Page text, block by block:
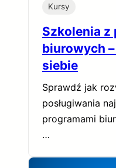
Kursy
Szkolenia z
biurowych
siebie
Sprawdź jak
posługiwania
programami
…